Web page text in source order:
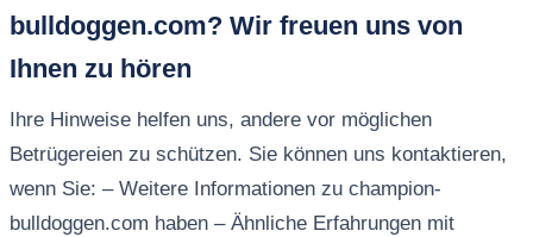
bulldoggen.com? Wir freuen uns von
Ihnen zu hören
Ihre Hinweise helfen uns, andere vor möglichen
Betrügereien zu schützen. Sie können uns kontaktieren,
wenn Sie: – Weitere Informationen zu champion-
bulldoggen.com haben – Ähnliche Erfahrungen mit